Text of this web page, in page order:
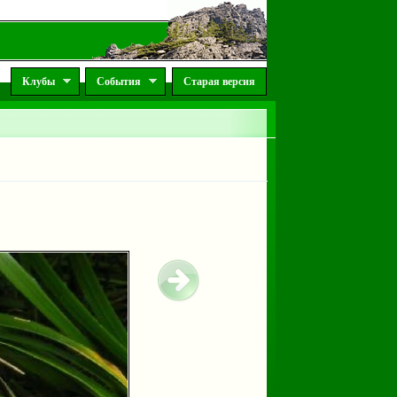
Клубы События Старая версия